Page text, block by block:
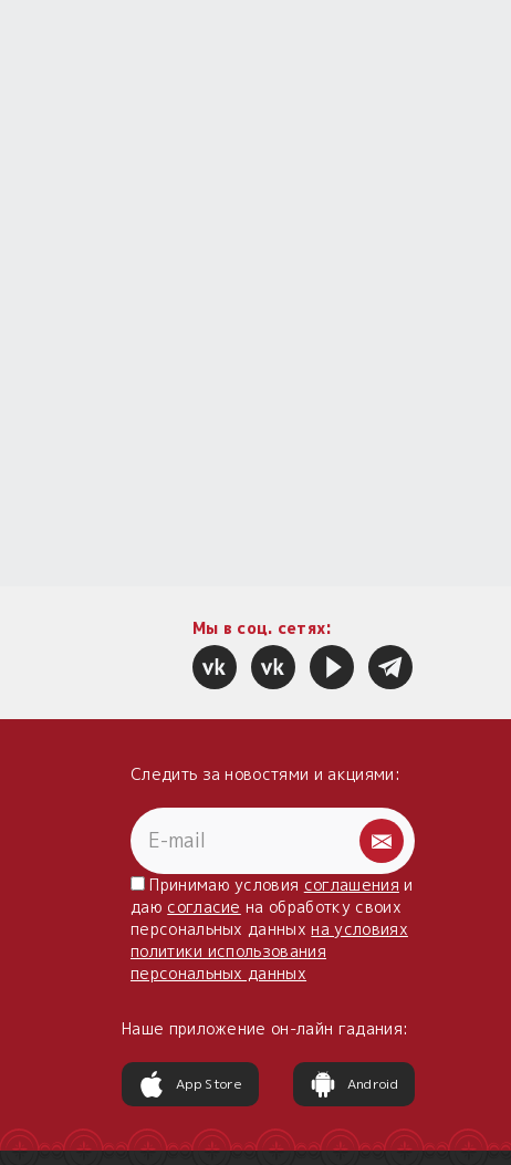
Мы в соц. сетях:
Следить за новостями и акциями:
Принимаю условия соглашения и
даю согласие на обработку своих
персональных данныхна условиях
политики использования
персональных данных
Наше приложение он-лайн гадания:
App Store Android